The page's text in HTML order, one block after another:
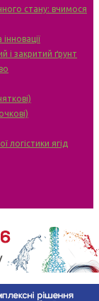
стану: вчимося
і закритий ґрунт
логістики ягід